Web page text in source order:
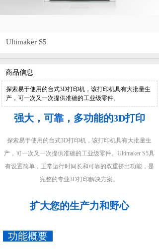
Ultimaker S5
商品信息
探索易于使用的台式3D打印机，该打印机具有大批量生
产，可一次又一次提供准确的工业级零件。
强大，可靠，多功能的3D打印
探索易于使用的台式3D打印机，该打印机具有大批量生
产，可一次又一次提供准确的工业级零件。Ultimaker S5具
有设置简单，正常运行时间长和可靠的双重挤出功能，是
完整的专业3D打印解决方案。
扩大您的生产力和野心
功能概要